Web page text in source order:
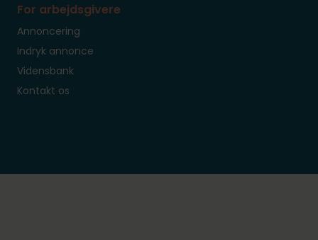
For arbejdsgivere
Annoncering
Indryk annonce
Vidensbank
Kontakt os